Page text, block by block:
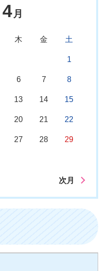
4 月
木 金 土
1
6 7 8
13 14 15
20 21 22
27 28 29
次月